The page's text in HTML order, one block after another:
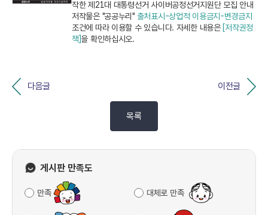
작한 제21대 대통령선거 사이버공정선거지원단 모집 안내
저작물은 "공공누리" 출처표시-상업적 이용금지-변경금지
조건에 따라 이용할 수 있습니다. 자세한 내용은 [저작권정
책]을 확인하십시오.
다음글 이전글
목록
게시판 만족도
만족 대체로 만족